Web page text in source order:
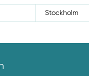
Stockholm